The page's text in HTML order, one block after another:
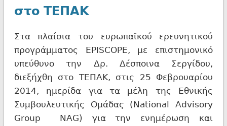
στο ΤΕΠΑΚ
Στα πλαίσια του ευρωπαϊκού ερευνητικού
προγράμματος EPISCOPE, με επιστημονικό
υπεύθυνο την Δρ. Δέσποινα Σεργίδου,
διεξήχθη στο ΤΕΠΑΚ, στις 25 Φεβρουαρίου
2014, ημερίδα για τα μέλη της Εθνικής
Συμβουλευτικής Ομάδας (National Advisory
Group NAG) για την ενημέρωση και